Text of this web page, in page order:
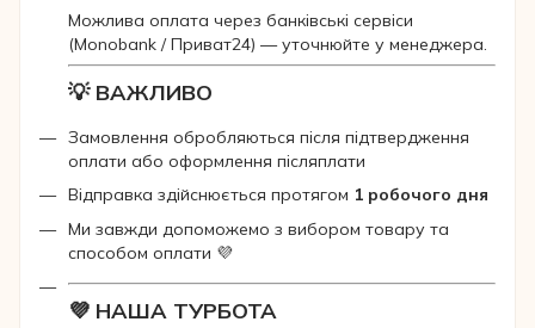
Можлива оплата через банківські сервіси
(Monobank / Приват24) — уточнюйте у менеджера.
💡 ВАЖЛИВО
Замовлення обробляються після підтвердження
оплати або оформлення післяплати
Відправка здійснюється протягом 1 робочого дня
Ми завжди допоможемо з вибором товару та
способом оплати 💜
💜 НАША ТУРБОТА